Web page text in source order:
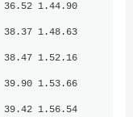
1.44.90
1.48.63
1.52.16
1.53.66
1.56.54